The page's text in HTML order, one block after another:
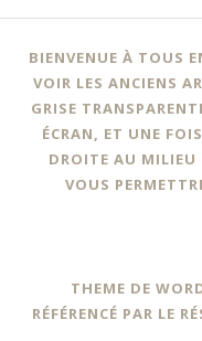
BIENVENUE À TOUS
VOIR LES ANCIENS
GRISE
ÉCRAN, ET UNE
DROITE AU MILIEU
VOUS
THEME DE
RÉFÉRENCÉ PAR LE